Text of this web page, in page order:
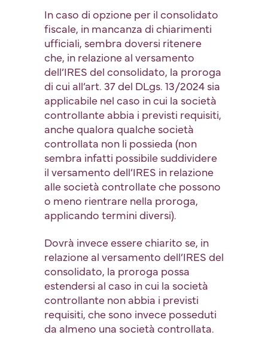
In caso di opzione per il consolidato
fiscale, in mancanza di chiarimenti
ufficiali, sembra doversi ritenere
che, in relazione al versamento
dell’IRES del consolidato, la proroga
di cui all’art. 37 del DLgs. 13/2024 sia
applicabile nel caso in cui la società
controllante abbia i previsti requisiti,
anche qualora qualche società
controllata non li possieda (non
sembra infatti possibile suddividere
il versamento dell’IRES in relazione
alle società controllate che possono
o meno rientrare nella proroga,
applicando termini diversi).
Dovrà invece essere chiarito se, in
relazione al versamento dell’IRES del
consolidato, la proroga possa
estendersi al caso in cui la società
controllante non abbia i previsti
requisiti, che sono invece posseduti
da almeno una società controllata.